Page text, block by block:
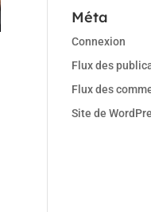
Méta
Connexion
Flux des
Flux des
Site de